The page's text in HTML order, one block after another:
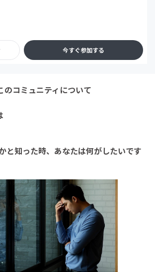
今すぐ参加する
のコミュニティについて
と知った時、あなたは何がしたいです